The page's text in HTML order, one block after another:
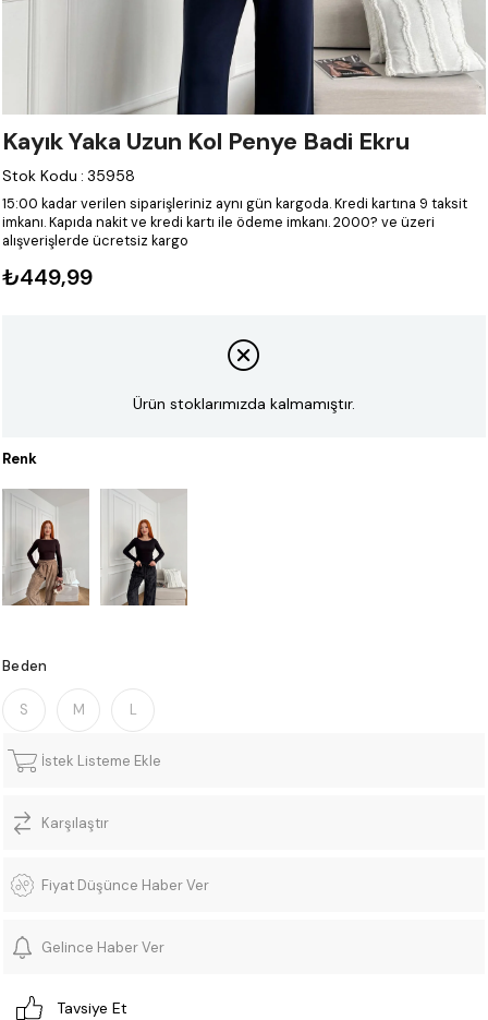
Kayık Yaka Uzun Kol Penye Badi Ekru
Stok Kodu : 35958
15:00 kadar verilen siparişleriniz aynı gün kargoda.Kredi kartına 9 taksit
imkanı.Kapıda nakit ve kredi kartı ile ödeme imkanı.2000? ve üzeri
alışverişlerde ücretsiz kargo
₺449,99
Ürün stoklarımızda kalmamıştır.
Renk
Beden
S M L
İstek Listeme Ekle
Karşılaştır
Fiyat Düşünce Haber Ver
Gelince Haber Ver
Tavsiye Et